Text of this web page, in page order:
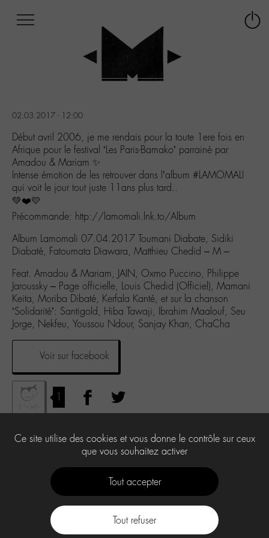
Aller
au
contenu
Aller
à
la
recherche
02.03.2017 - 12:00
Début avril 2006, je me rendais pour la toute 1ere fois en
Afrique pour le festival ‘Les Paris-Bamako’ parrainé par
Amadou & Mariam ✨
Intense émotion de les retrouver dans l’album #LAMOMALI
qui voit le jour tout juste 11ans plus tard..
💚❤️💛
Précommande: http://lamomali.lnk.to/Album
Album Lamomali 07.04.2017 Toumani Diabate, Sidiki
Diabaté, Fatoumata Diawara, Matthieu Chedid – M –
Feat. Amadou & Mariam, JAIN, Oxmo Puccino, Philippe
Jaroussky – Page officielle, Louis Chedid (Officiel), Mamani
Keita, Moriba Dibaté, Kerfala Kanté, et sur la chanson
‘Solidarité’: Santigold, Hiba Tawaji, Ibrahim Maalouf, Seu
Jorge, Nekfeu, Youssou Ndour, Sanjay Khan, ChaCha
Voir sur facebook
1
Ce site utilise des cookies et vous donne le contrôle sur ceux
que vous souhaitez activer
Tout accepter
Tout refuser